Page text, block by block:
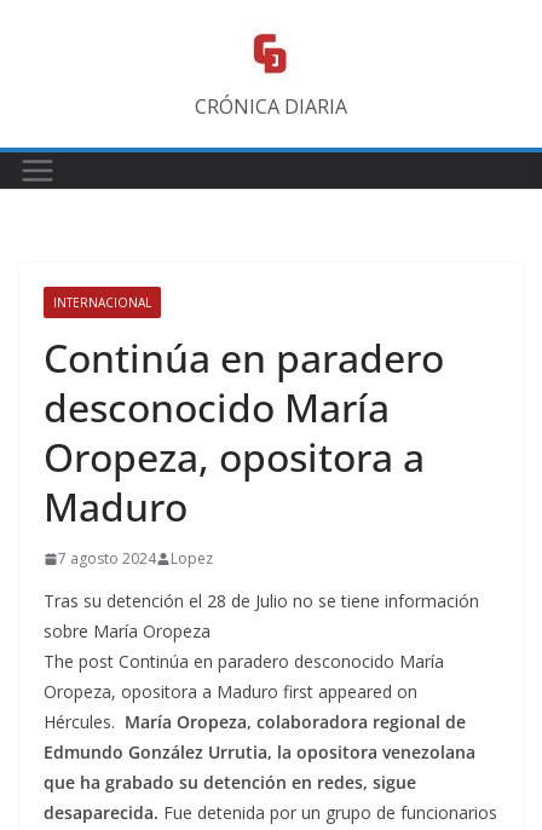
CRÓNICA DIARIA
INTERNACIONAL
Continúa en paradero
desconocido María
Oropeza, opositora a
Maduro
7 agosto 2024 Lopez
Tras su detención el 28 de Julio no se tiene información
sobre María Oropeza
The post Continúa en paradero desconocido María
Oropeza, opositora a Maduro first appeared on
Hércules. María Oropeza, colaboradora regional de
Edmundo González Urrutia, la opositora venezolana
que ha grabado su detención en redes, sigue
desaparecida. Fue detenida por un grupo de funcionarios